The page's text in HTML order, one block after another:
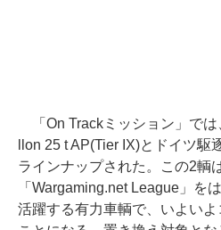
「On Trackミッション」では
llon 25 t AP(Tier IX)とドイツ駆
ラインナップされた。この2輌
「Wargaming.net League」を
活躍する有力車輌で、いよい